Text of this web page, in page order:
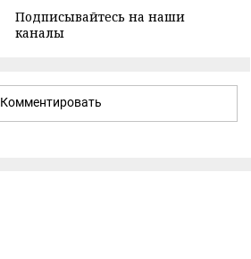
Подписывайтесь на наши
каналы
Комментировать